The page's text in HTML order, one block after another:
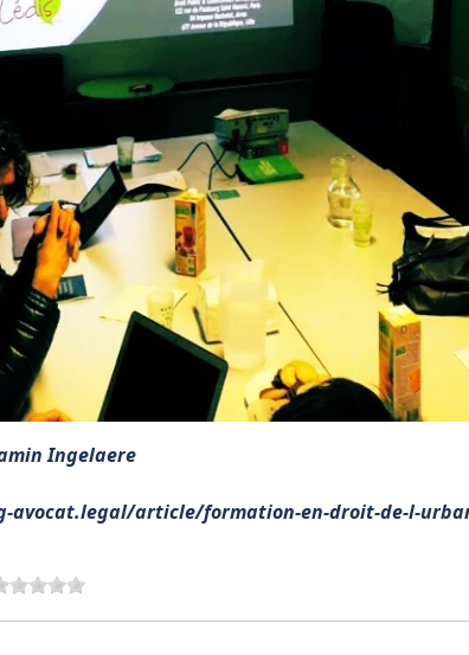
Ingelaere
avocat.legal/article/formation-en-droit-de-l-